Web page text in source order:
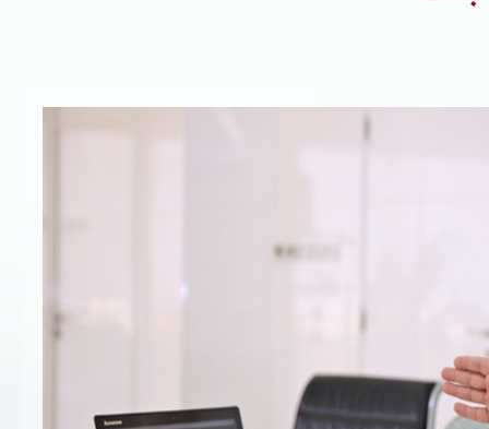
سياسة النظام الإداري المتكامل
سياسة أمن المعلومات
سياسة الموردين و المشتريات
مشاريع الدائرة